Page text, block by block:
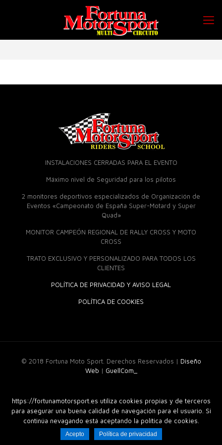
INSTALACIONES CERRADAS PARA EL EVENTO
Máximo nivel de Seguridad para los pilotos
2 monitores deportivos especializados de Organización de
Eventos «Campeonato de España Super-Motard y Super
Quad»
MONITOR CAMPEÓN REGIONAL DE RALLY CROSS Y MOTO
CROSS
TRATO EXCLUSIVO Y PERSONALIZADO PARA TODOS LOS
CLIENTES
POLÍTICA DE PRIVACIDAD Y AVISO LEGAL
POLÍTICA DE COOKIES
© 2018 Fortuna Moto Sport. Derechos Reservados | Diseño
Web | GuellCom_
https://fortunamotorsport.es utiliza cookies propias y de terceros
para asegurar una buena calidad de navegación para el usuario. Si
continúa nevagando está aceptando la política de cookies.
Acepto Política de privacidad